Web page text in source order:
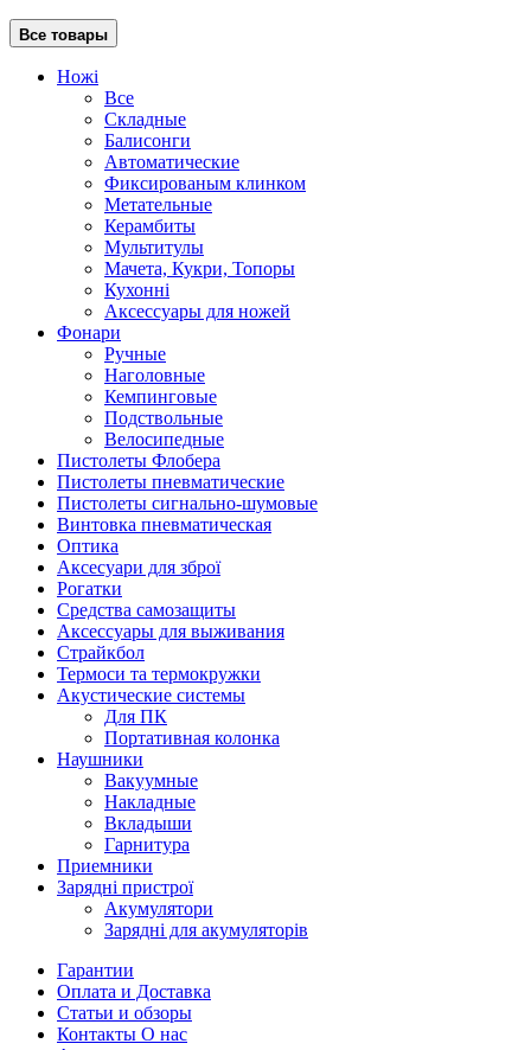
Все товары
Ножі
Все
Складные
Балисонги
Автоматические
Фиксированым клинком
Метательные
Керамбиты
Мультитулы
Мачета, Кукри, Топоры
Кухонні
Аксессуары для ножей
Фонари
Ручные
Наголовные
Кемпинговые
Подствольные
Велосипедные
Пистолеты Флобера
Пистолеты пневматические
Пистолеты сигнально-шумовые
Винтовка пневматическая
Оптика
Аксесуари для зброї
Рогатки
Средства самозащиты
Аксессуары для выживания
Страйкбол
Термоси та термокружки
Акустические системы
Для ПК
Портативная колонка
Наушники
Вакуумные
Накладные
Вкладыши
Гарнитура
Приемники
Зарядні пристрої
Акумулятори
Зарядні для акумуляторів
Гарантии
Оплата и Доставка
Статьи и обзоры
Контакты О нас